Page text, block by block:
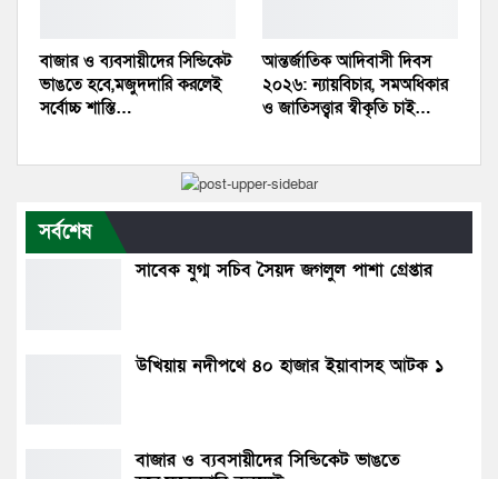
বাজার ও ব্যবসায়ীদের সিন্ডিকেট
ভাঙতে হবে,মজুদদারি করলেই
সর্বোচ্চ শাস্তি…
আন্তর্জাতিক আদিবাসী দিবস
২০২৬: ন্যায়বিচার, সমঅধিকার
ও জাতিসত্ত্বার স্বীকৃতি চাই…
সর্বশেষ
সাবেক যুগ্ম সচিব সৈয়দ জগলুল পাশা গ্রেপ্তার
উখিয়ায় নদীপথে ৪০ হাজার ইয়াবাসহ আটক ১
বাজার ও ব্যবসায়ীদের সিন্ডিকেট ভাঙতে